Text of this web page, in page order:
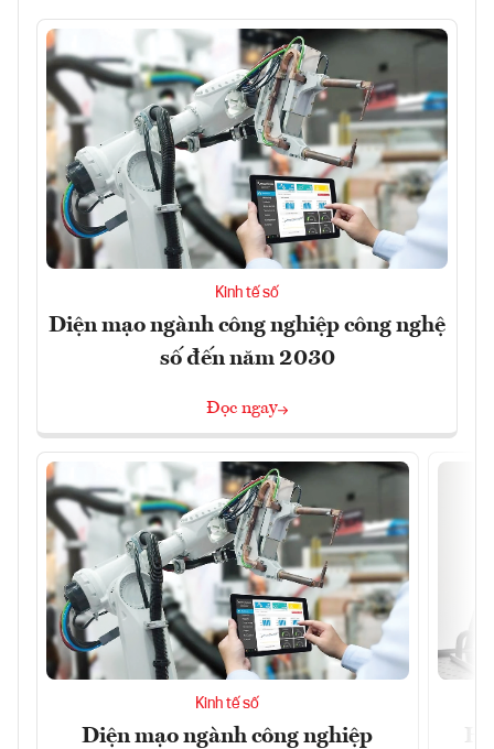
Kinh tế số
Diện mạo ngành công nghiệp công nghệ
số đến năm 2030
Đọc ngay
Kinh tế số
Diện mạo ngành công nghiệp